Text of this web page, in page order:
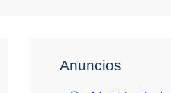
Anuncios